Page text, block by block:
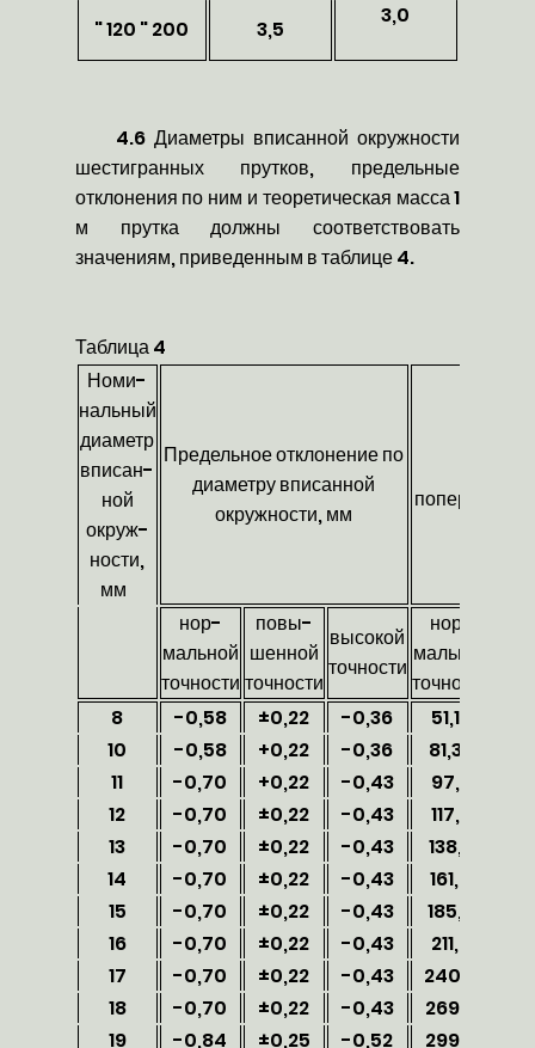
" 120 " 200
3,5
3,0
4.6 Диаметры вписанной окружности
шестигранных прутков, предельные
отклонения по ним и теоретическая масса 1
м прутка должны соответствовать
значениям, приведенным в таблице 4.
Таблица 4
Номи-
нальный
диаметр
вписан-
ной
окруж-
ности,
мм
Предельное отклонение по
диаметру вписанной
окружности, мм
нор-
мальной
точности
повы-
шенной
точности
высокой
точности
нор-
мальной
точности
8
-0,58 ±0,22 -0,36 51,16
10
-0,58 +0,22 -0,36 81,33
11
-0,70 +0,22 -0,43 97,9
12
-0,70 ±0,22 -0,43 117,2
13
-0,70 ±0,22 -0,43 138,2
14
-0,70 ±0,22 -0,43 161,0
15
-0,70 ±0,22 -0,43 185,5
16
-0,70 ±0,22 -0,43 211,8
17
-0,70 ±0,22 -0,43 240,0
18
-0,70 ±0,22 -0,43 269,4
19
-0,84 ±0,25 -0,52 299,0